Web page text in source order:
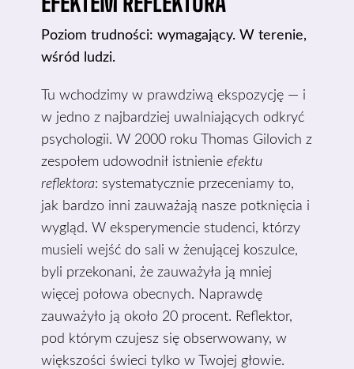
Poziom trudności: wymagający. W terenie,
wśród ludzi.
Tu wchodzimy w prawdziwą ekspozycję — i
w jedno z najbardziej uwalniających odkryć
psychologii. W 2000 roku Thomas Gilovich z
zespołem udowodnił istnienieefektu
reflektora: systematycznie przeceniamy to,
jak bardzo inni zauważają nasze potknięcia i
wygląd. W eksperymencie studenci, którzy
musieli wejść do sali w żenującej koszulce,
byli przekonani, że zauważyła ją mniej
więcej połowa obecnych. Naprawdę
zauważyło ją około 20 procent. Reflektor,
pod którym czujesz się obserwowany, w
większości świeci tylko w Twojej głowie.